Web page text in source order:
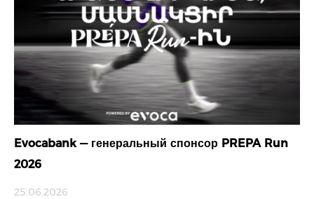
Evocabank — генеральный спонсор PREPA Run
2026
25.06.2026